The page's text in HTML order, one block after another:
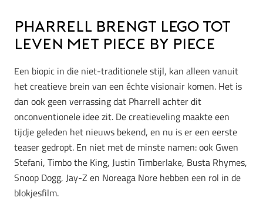
Pharrell brengt LEGO tot
leven met Piece by Piece
Een biopic in die niet-traditionele stijl, kan alleen vanuit
het creatieve brein van een échte visionair komen. Het is
dan ook geen verrassing dat Pharrell achter dit
onconventionele idee zit. De creatieveling maakte een
tijdje geleden het nieuws bekend, en nu is er een eerste
teaser gedropt. En niet met de minste namen: ook Gwen
Stefani, Timbo the King, Justin Timberlake, Busta Rhymes,
Snoop Dogg, Jay-Z en Noreaga Nore hebben een rol in de
blokjesfilm.